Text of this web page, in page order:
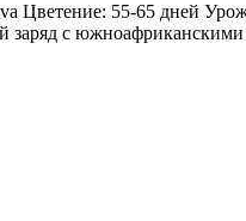
Цветение: 55-65 дней
заряд с